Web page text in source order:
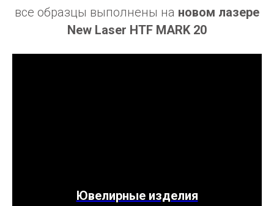
все образцы выполнены на новом лазере
New Laser HTF MARK 20
Ювелирные изделия